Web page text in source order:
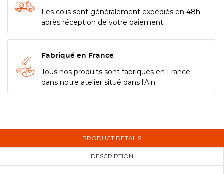
Les colis sont généralement expédiés en 48h
après réception de votre paiement.
Fabriqué en France
Tous nos produits sont fabriqués en France
dans notre atelier situé dans l'Ain.
PRODUCT DETAILS
DESCRIPTION